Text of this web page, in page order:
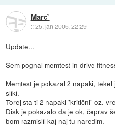
Marc`
::25. jan 2006, 22:29
Update...
Sem pognal memtest in drive
Memtest je pokazal 2 napaki,
sliki.
Torej sta ti 2 napaki "kritični" oz.
Disk je pokazalo da je ok, čeprav
bom razmislil kaj naj tu naredim.